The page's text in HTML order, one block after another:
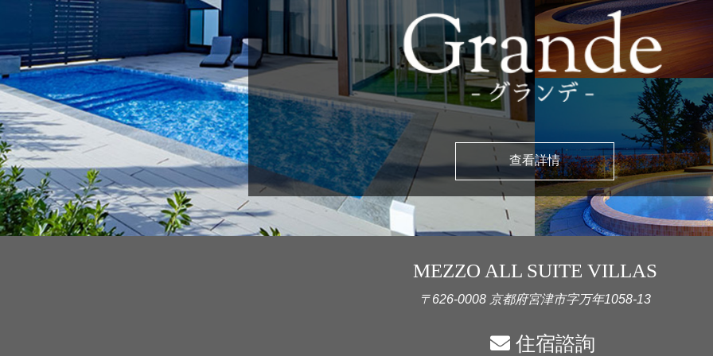
查看詳情
MEZZO ALL SUITE VILLAS
〒626-0008 京都府宮津市字万年1058-13
住宿諮詢